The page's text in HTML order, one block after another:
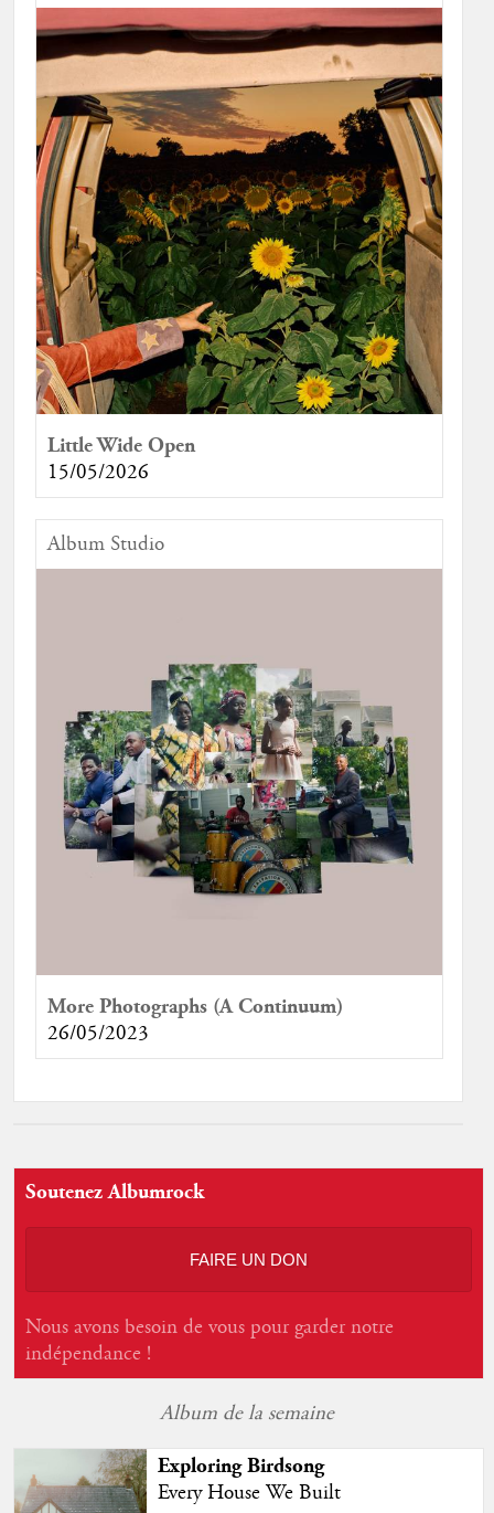
Little Wide Open
15/05/2026
Album Studio
More Photographs (A Continuum)
26/05/2023
Soutenez Albumrock
FAIRE UN DON
Nous avons besoin de vous pour garder notre
indépendance !
Album de la semaine
Exploring Birdsong
Every House We Built